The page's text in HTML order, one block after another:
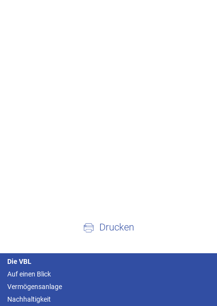
Drucken
Die VBL
Auf einen Blick
Vermögensanlage
Nachhaltigkeit